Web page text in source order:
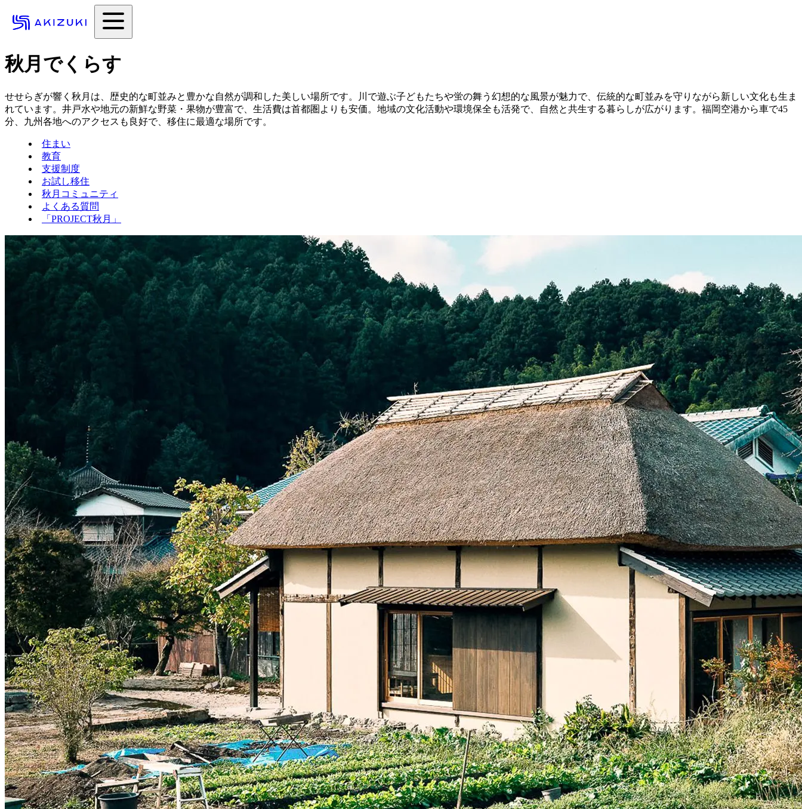
秋月でくらす
せせらぎが響く秋月は、歴史的な町並みと豊かな自然が調和した美しい場所です。川で遊ぶ子どもたちや蛍の舞う幻想的な風景が魅力で、伝統的な町並みを守りながら新しい文化も生ま
れています。井戸水や地元の新鮮な野菜・果物が豊富で、生活費は首都圏よりも安価。地域の文化活動や環境保全も活発で、自然と共生する暮らしが広がります。福岡空港から車で45
分、九州各地へのアクセスも良好で、移住に最適な場所です。
住まい
教育
支援制度
お試し移住
秋月コミュニティ
よくある質問
「PROJECT秋月」